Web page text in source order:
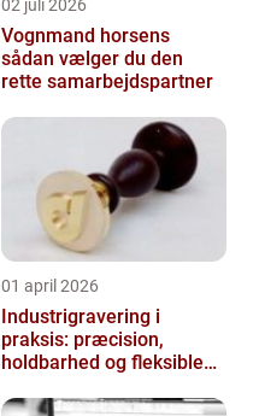
02 juli 2026
Vognmand horsens
sådan vælger du den
rette samarbejdspartner
01 april 2026
Industrigravering i
praksis: præcision,
holdbarhed og fleksible